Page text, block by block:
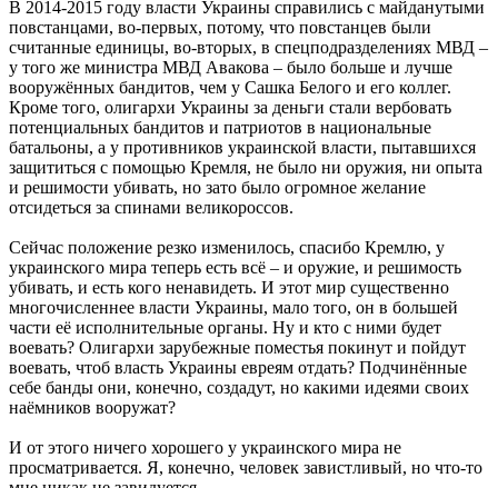
В 2014-2015 году власти Украины справились с майданутыми
повстанцами, во-первых, потому, что повстанцев были
считанные единицы, во-вторых, в спецподразделениях МВД –
у того же министра МВД Авакова – было больше и лучше
вооружённых бандитов, чем у Сашка Белого и его коллег.
Кроме того, олигархи Украины за деньги стали вербовать
потенциальных бандитов и патриотов в национальные
батальоны, а у противников украинской власти, пытавшихся
защититься с помощью Кремля, не было ни оружия, ни опыта
и решимости убивать, но зато было огромное желание
отсидеться за спинами великороссов.
Сейчас положение резко изменилось, спасибо Кремлю, у
украинского мира теперь есть всё – и оружие, и решимость
убивать, и есть кого ненавидеть. И этот мир существенно
многочисленнее власти Украины, мало того, он в большей
части её исполнительные органы. Ну и кто с ними будет
воевать? Олигархи зарубежные поместья покинут и пойдут
воевать, чтоб власть Украины евреям отдать? Подчинённые
себе банды они, конечно, создадут, но какими идеями своих
наёмников вооружат?
И от этого ничего хорошего у украинского мира не
просматривается. Я, конечно, человек завистливый, но что-то